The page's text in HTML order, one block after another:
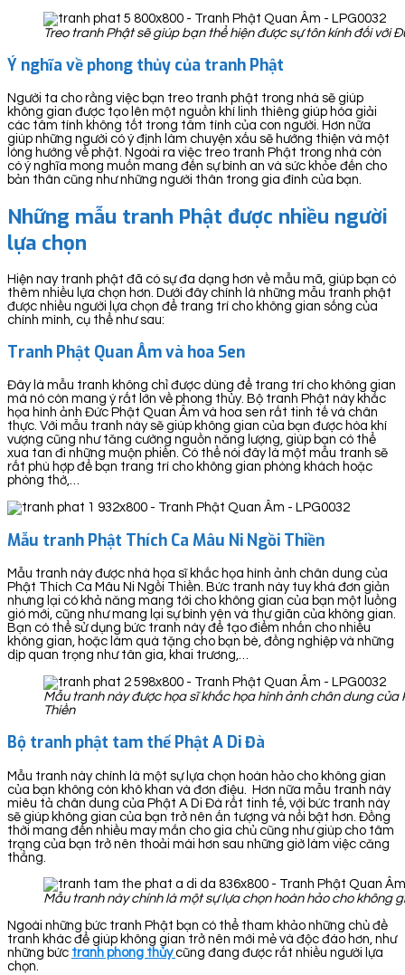
Treo tranh Phật sẽ giúp bạn thể hiện được sự tôn kính đối với
Ý nghĩa về phong thủy của tranh Phật
Người ta cho rằng việc bạn treo tranh phật trong nhà sẽ giúp
không gian được tạo lên một nguồn khí linh thiêng giúp hóa giải
các tâm tính không tốt trong tâm tính của con người. Hơn nữa
giúp những người có ý định làm chuyện xấu sẽ hướng thiện và một
lòng hướng về phật. Ngoài ra việc treo tranh Phật trong nhà còn
có ý nghĩa mong muốn mang đến sự bình an và sức khỏe đến cho
bản thân cũng như những người thân trong gia đình của bạn.
Những mẫu tranh Phật được nhiều người
lựa chọn
Hiện nay tranh phật đã có sự đa dạng hơn về mẫu mã, giúp bạn có
thêm nhiều lựa chọn hơn. Dưới đây chính là những mẫu tranh phật
được nhiều người lựa chọn để trang trí cho không gian sống của
chính mình, cụ thể như sau:
Tranh Phật Quan Âm và hoa Sen
Đây là mẫu tranh không chỉ được dùng để trang trí cho không gian
mà nó còn mang ý rất lớn về phong thủy. Bộ tranh Phật này khắc
họa hình ảnh Đức Phật Quan Âm và hoa sen rất tinh tế và chân
thực. Với mẫu tranh này sẽ giúp không gian của bạn được hòa khí
vượng cũng như tăng cường nguồn năng lượng, giúp bạn có thể
xua tan đi những muộn phiền. Có thể nói đây là một mẫu tranh sẽ
rất phù hợp để bạn trang trí cho không gian phòng khách hoặc
phòng thờ,…
Mẫu tranh Phật Thích Ca Mâu Ni Ngồi Thiền
Mẫu tranh này được nhà họa sĩ khắc họa hình ảnh chân dung của
Phật Thích Ca Mâu Ni Ngồi Thiền. Bức tranh này tuy khá đơn giản
nhưng lại có khả năng mang tới cho không gian của bạn một luồng
gió mới, cũng như mang lại sự bình yên và thư giãn của không gian.
Bạn có thể sử dụng bức tranh này để tạo điểm nhấn cho nhiều
không gian, hoặc làm quà tặng cho bạn bè, đồng nghiệp và những
dịp quan trọng như tân gia, khai trương,…
Mẫu tranh này được họa sĩ khắc họa hình ảnh chân dung của
Thiền
Bộ tranh phật tam thế Phật A Di Đà
Mẫu tranh này chính là một sự lựa chọn hoàn hảo cho không gian
của bạn không còn khô khan và đơn điệu. Hơn nữa mẫu tranh này
miêu tả chân dung của Phật A Di Đà rất tinh tế, với bức tranh này
sẽ giúp không gian của bạn trở nên ấn tượng và nổi bật hơn. Đồng
thời mang đến nhiều may mắn cho gia chủ cũng như giúp cho tâm
trạng của bạn trở nên thoải mái hơn sau những giờ làm việc căng
thẳng.
Mẫu tranh này chính là một sự lựa chọn hoàn hảo cho không
Ngoài những bức tranh Phật bạn có thể tham khảo những chủ đề
tranh khác để giúp không gian trở nên mới mẻ và độc đáo hơn, như
những bức tranh phong thủy cũng đang được rất nhiều người lựa
chọn.